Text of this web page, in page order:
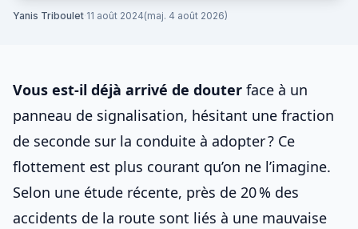
Yanis Triboulet·11 août 2024(maj. 4 août 2026)
Vous est-il déjà arrivé de douter face à un
panneau de signalisation, hésitant une fraction
de seconde sur la conduite à adopter ? Ce
flottement est plus courant qu’on ne l’imagine.
Selon une étude récente, près de 20 % des
accidents de la route sont liés à une mauvaise